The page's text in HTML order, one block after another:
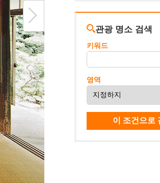
관광 명소 검색
키워드
영역